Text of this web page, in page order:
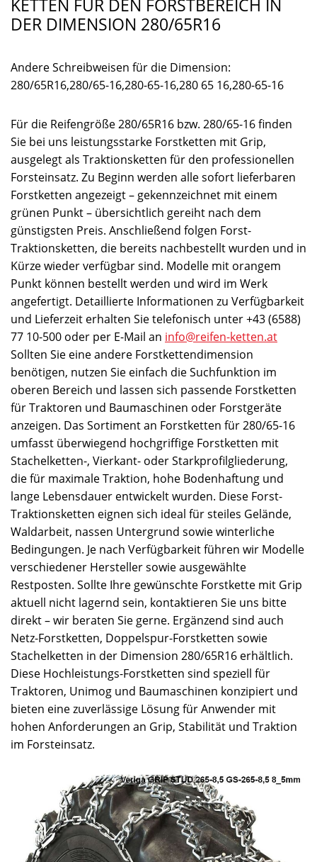
KETTEN FÜR DEN FORSTBEREICH IN
DER DIMENSION 280/65R16
Andere Schreibweisen für die Dimension:
280/65R16,280/65-16,280-65-16,280 65 16,280-65-16
Für die Reifengröße 280/65R16 bzw. 280/65-16 finden
Sie bei uns leistungsstarke Forstketten mit Grip,
ausgelegt als Traktionsketten für den professionellen
Forsteinsatz. Zu Beginn werden alle sofort lieferbaren
Forstketten angezeigt – gekennzeichnet mit einem
grünen Punkt – übersichtlich gereiht nach dem
günstigsten Preis. Anschließend folgen Forst-
Traktionsketten, die bereits nachbestellt wurden und in
Kürze wieder verfügbar sind. Modelle mit orangem
Punkt können bestellt werden und wird im Werk
angefertigt. Detaillierte Informationen zu Verfügbarkeit
und Lieferzeit erhalten Sie telefonisch unter +43 (6588)
77 10-500 oder per E-Mail an info@reifen-ketten.at
Sollten Sie eine andere Forstkettendimension
benötigen, nutzen Sie einfach die Suchfunktion im
oberen Bereich und lassen sich passende Forstketten
für Traktoren und Baumaschinen oder Forstgeräte
anzeigen. Das Sortiment an Forstketten für 280/65-16
umfasst überwiegend hochgriffige Forstketten mit
Stachelketten-, Vierkant- oder Starkprofilgliederung,
die für maximale Traktion, hohe Bodenhaftung und
lange Lebensdauer entwickelt wurden. Diese Forst-
Traktionsketten eignen sich ideal für steiles Gelände,
Waldarbeit, nassen Untergrund sowie winterliche
Bedingungen. Je nach Verfügbarkeit führen wir Modelle
verschiedener Hersteller sowie ausgewählte
Restposten. Sollte Ihre gewünschte Forstkette mit Grip
aktuell nicht lagernd sein, kontaktieren Sie uns bitte
direkt – wir beraten Sie gerne. Ergänzend sind auch
Netz-Forstketten, Doppelspur-Forstketten sowie
Stachelketten in der Dimension 280/65R16 erhältlich.
Diese Hochleistungs-Forstketten sind speziell für
Traktoren, Unimog und Baumaschinen konzipiert und
bieten eine zuverlässige Lösung für Anwender mit
hohen Anforderungen an Grip, Stabilität und Traktion
im Forsteinsatz.